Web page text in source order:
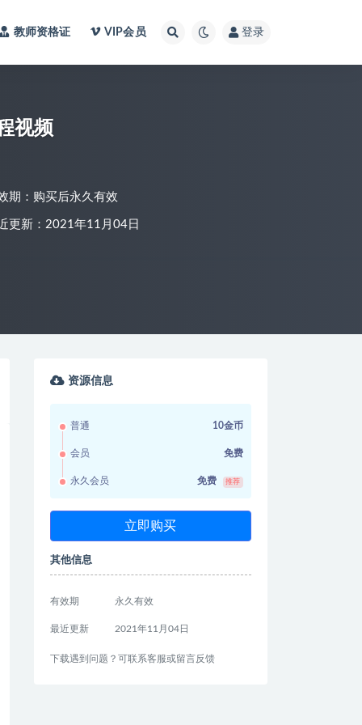
教师资格证 VIP会员 登录
视频
期：购买后永久有效
更新：2021年11月04日
资源信息
普通 10金币
会员 免费
永久会员 免费 推荐
立即购买
其他信息
有效期 永久有效
最近更新 2021年11月04日
下载遇到问题？可联系客服或留言反馈